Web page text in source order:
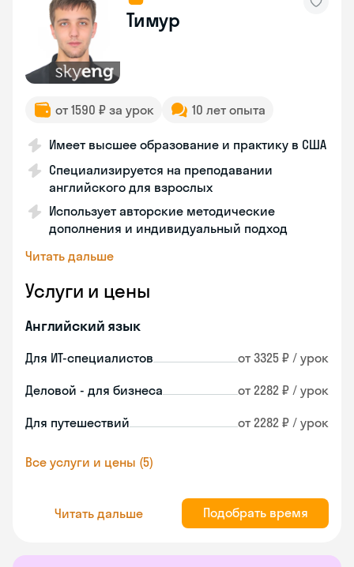
Тимур
от 1590 ₽ за урок 10 лет опыта
Имеет высшее образование и практику в США
Специализируется на преподавании
английского для взрослых
Использует авторские методические
дополнения и индивидуальный подход
Читать дальше
Услуги и цены
Английский язык
Для ИТ-специалистов от 3325 ₽ / урок
Деловой - для бизнеса от 2282 ₽ / урок
Для путешествий от 2282 ₽ / урок
Все услуги и цены (5)
Читать дальше Подобрать время